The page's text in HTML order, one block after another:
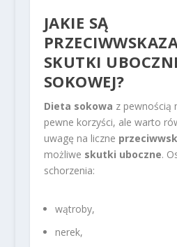
JAKIE SĄ
SKUTKI
SOKOWEJ?
Dieta sokowa z pewnością
pewne korzyści, ale warto
uwagę na liczne
możliwe skutki uboczne.
schorzenia:
wątroby,
nerek,